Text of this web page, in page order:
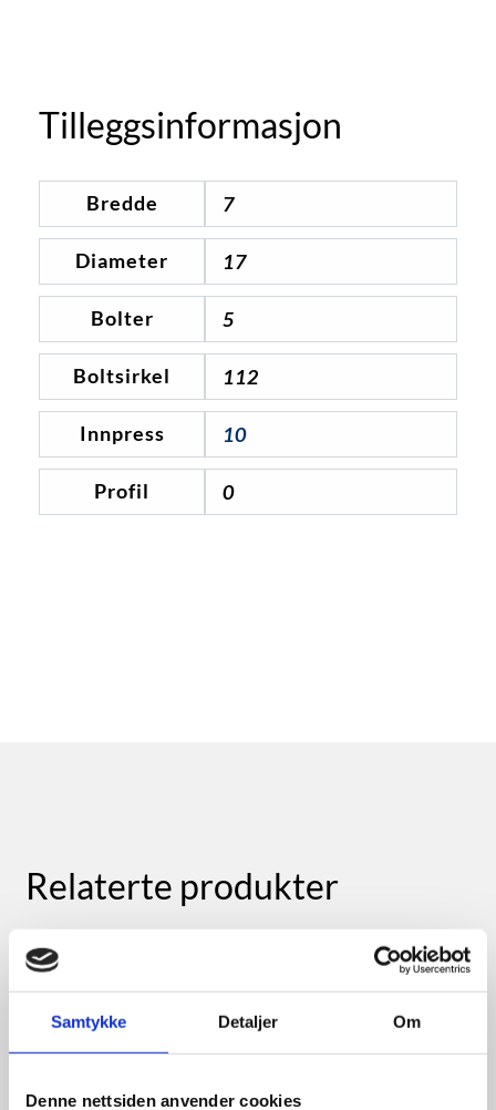
Samtykke Detaljer Om
Denne nettsiden anvender cookies
Tilleggsinformasjon
Bredde 7
Diameter 17
Bolter 5
Boltsirkel 112
Innpress 10
Profil 0
Relaterte produkter